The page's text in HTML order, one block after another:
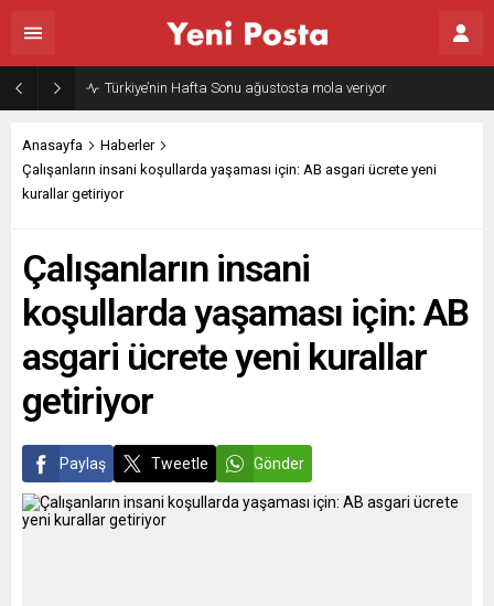
Türkiye’nin Hafta Sonu ağustosta mola veriyor
Anasayfa
Haberler
Çalışanların insani koşullarda yaşaması için: AB asgari ücrete yeni
kurallar getiriyor
Çalışanların insani
koşullarda yaşaması için: AB
asgari ücrete yeni kurallar
getiriyor
Paylaş Tweetle Gönder